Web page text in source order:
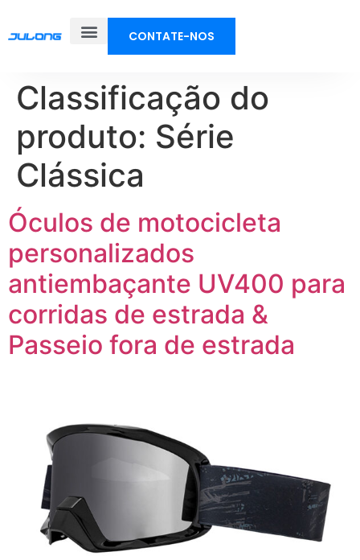
CONTATE-NOS
Classificação do
produto: Série
Clássica
Óculos de motocicleta
personalizados
antiembaçante UV400 para
corridas de estrada &
Passeio fora de estrada